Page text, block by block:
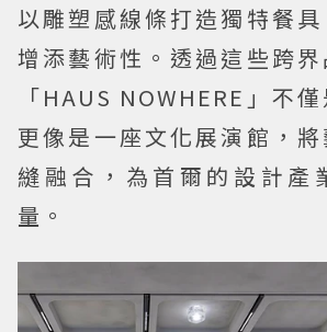
以雕塑感線條打造獨特餐
增添藝術性。透過這些跨界
「HAUS NOWHERE」不
更像是一座文化展演館，
縫融合，為首爾的設計產
量。